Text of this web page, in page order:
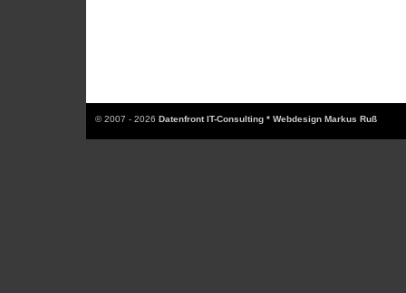
© 2007 - 2026 Datenfront IT-Consulting * Webdesign Markus Ruß